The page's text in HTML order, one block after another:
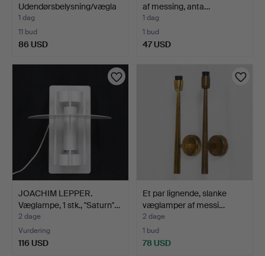
Udendørsbelysning/vægla
mpe…
1 dag
11 bud
86 USD
af messing, anta…
1 dag
1 bud
47 USD
JOACHIM LEPPER.
Væglampe, 1 stk., "Saturn"…
2 dage
Vurdering
116 USD
Et par lignende, slanke
væglamper af messi…
2 dage
1 bud
78 USD